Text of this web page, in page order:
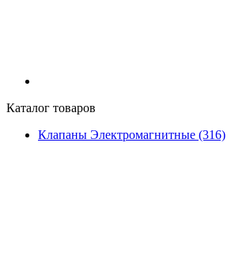
Каталог товаров
Клапаны Электромагнитные (316)